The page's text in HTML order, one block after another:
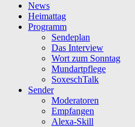
News
Heimattag
Programm
Sendeplan
Das Interview
Wort zum Sonntag
Mundartpflege
SoxeschTalk
Sender
Moderatoren
Empfangen
Alexa-Skill